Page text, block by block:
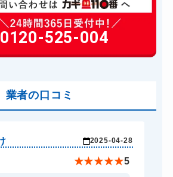
6,600円～(税込)
14,300円～(税込)
14,300円～(税込)
け
開け 8,800円～(税込)
14,300円～(税込)
0120-525-004
業者の口コミ
2025-04-28
★★★★★5